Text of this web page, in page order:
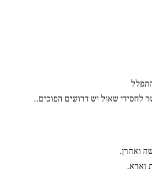
לחסידי שאול יש דרושים הפוכים..
ואהרן.
וארא.